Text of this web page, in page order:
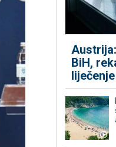
BiH,